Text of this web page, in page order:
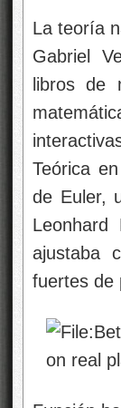
La teoría
Gabriel
libros de
Teórica
de Euler,
ajustaba
fuertes de